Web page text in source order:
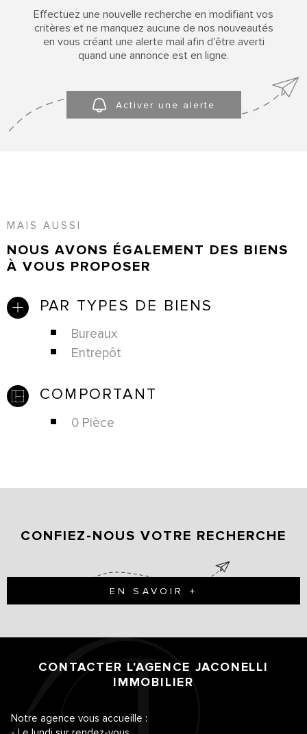
CONTACT
ACCUEIL
Effectuez une nouvelle recherche en modifiant vos
critères et ne manquez aucune de nos nouveautés
en vous créant une alerte mail afin d'être averti
quand une annonce est en ligne.
Activer une alerte
MAIS AUSSI
NOUS AVONS ÉGALEMENT DES BIENS
À VOUS PROPOSER
PAR TYPES DE BIENS
Bureaux
Entrepôt
COMPORTANT
0 Pièce
CONFIEZ-NOUS VOTRE RECHERCHE
EN SAVOIR +
CONTACTER L'AGENCE JACONELLI
IMMOBILIER
Notre agence vous accueille :
Pièces
PIÈCESRECHERCHER